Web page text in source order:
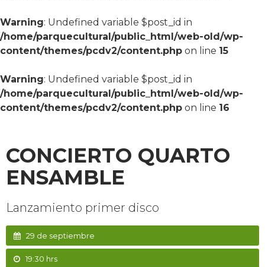
Warning: Undefined variable $post_id in
/home/parquecultural/public_html/web-old/wp-
content/themes/pcdv2/content.php on line 15
Warning: Undefined variable $post_id in
/home/parquecultural/public_html/web-old/wp-
content/themes/pcdv2/content.php on line 16
CONCIERTO QUARTO
ENSAMBLE
Lanzamiento primer disco
29 de septiembre
19:30 hrs